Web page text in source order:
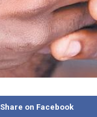
Share on Facebook